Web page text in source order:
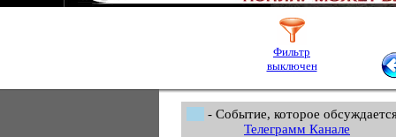
Фильтр
выключен
- Событие, которое
Телеграмм Канале